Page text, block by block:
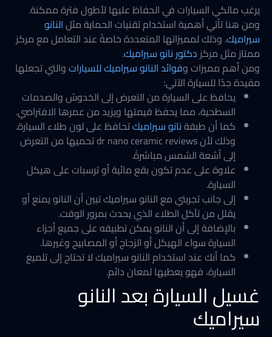
يرغب مالكي السيارات في الحفاظ عليها لأطول فترة ممكنة.
ومن هنا تأتي أهمية استخدام تقنيات الحماية مثلالنانو
سيراميك. وذلك لمميزاتها المتعددة خاصةً عند التعامل مع مركز
ممتاز مثل مركزدكتور نانو سيراميك.
ومن أهم مميزات وفوائد النانو سيراميك للسياراتوالتي تجعلها
مفيدة جدًا للسيارة الآتي:
يحافظ على السيارة من التعرض إلى الخدوش والصدمات
السطحية، مما يحفظ قيمتها ويزيد من عمرها الافتراضي.
كما أن طبقةنانو سيراميكتحافظ على لون طلاء السيارة.
وذلك لأن dr nano ceramic reviews تحميها من التعرض
إلى أشعة الشمس مباشرةً.
علاوة على عدم تكون بقع مائية أو ترسبات على هيكل
السيارة.
إلى جانب تجربتي مع النانو سيراميك تبين أن النانو يمنع أو
يقلل من تآكل الطلاء الذي يحدث بمرور الوقت.
بالإضافة إلى أن النانو يمكن تطبيقه على جميع أجزاء
السيارة سواء الهيكل أو الزجاج أو المصابيح وغيرها.
كما أنك عند استخدام النانو سيراميك لا تحتاج إلى تلميع
السيارة، فهو يعطيها لمعان دائم.
غسيل السيارة بعد النانو
سيراميك